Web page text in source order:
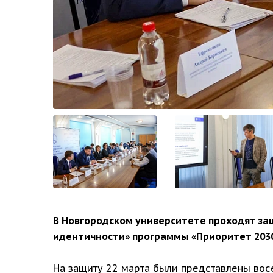
В Новгородском университете проходят
идентичности» программы «Приоритет
На защиту 22 марта были представлены